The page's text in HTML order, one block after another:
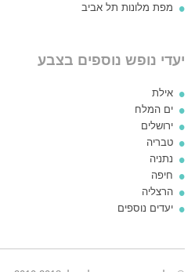
מפת מלונות תל אביב
יעדי נופש נוספים בצבע
אילת
ים המלח
ירושלים
טבריה
נתניה
חיפה
הרצליה
יעדים נוספים